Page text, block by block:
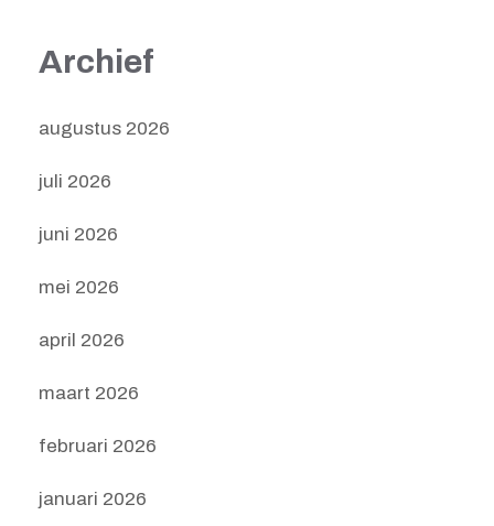
Archief
augustus 2026
juli 2026
juni 2026
mei 2026
april 2026
maart 2026
februari 2026
januari 2026